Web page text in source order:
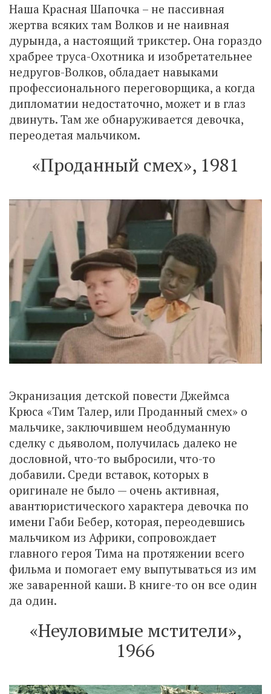
Наша Красная Шапочка – не пассивная
жертва всяких там Волков и не наивная
дурында, а настоящий трикстер. Она гораздо
храбрее труса-Охотника и изобретательнее
недругов-Волков, обладает навыками
профессионального переговорщика, а когда
дипломатии недостаточно, может и в глаз
двинуть. Там же обнаруживается девочка,
переодетая мальчиком.
«Проданный смех», 1981
Экранизация детской повести Джеймса
Крюса «Тим Талер, или Проданный смех» о
мальчике, заключившем необдуманную
сделку с дьяволом, получилась далеко не
дословной, что-то выбросили, что-то
добавили. Среди вставок, которых в
оригинале не было — очень активная,
авантюристического характера девочка по
имени Габи Бебер, которая, переодевшись
мальчиком из Африки, сопровождает
главного героя Тима на протяжении всего
фильма и помогает ему выпутываться из им
же заваренной каши. В книге-то он все один
да один.
«Неуловимые мстители»,
1966